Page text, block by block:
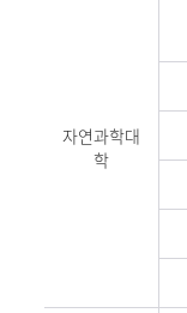
자연과학대
학